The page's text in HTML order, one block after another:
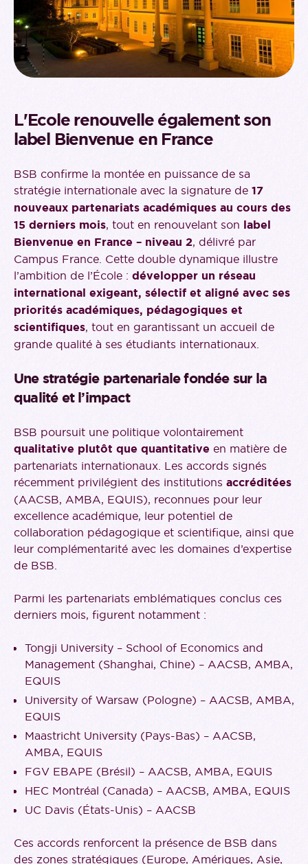
L'Ecole renouvelle également son
label Bienvenue en France
BSB confirme la montée en puissance de sa
stratégie internationale avec la signature de 17
nouveaux partenariats académiques au cours des
15 derniers mois, tout en renouvelant son label
Bienvenue en France – niveau 2, délivré par
Campus France. Cette double dynamique illustre
l’ambition de l’École : développer un réseau
international exigeant, sélectif et aligné avec ses
priorités académiques, pédagogiques et
scientifiques, tout en garantissant un accueil de
grande qualité à ses étudiants internationaux.
Une stratégie partenariale fondée sur la
qualité et l’impact
BSB poursuit une politique volontairement
qualitative plutôt que quantitative en matière de
partenariats internationaux. Les accords signés
récemment privilégient des institutions accréditées
(AACSB, AMBA, EQUIS), reconnues pour leur
excellence académique, leur potentiel de
collaboration pédagogique et scientifique, ainsi que
leur complémentarité avec les domaines d’expertise
de BSB.
Parmi les partenariats emblématiques conclus ces
derniers mois, figurent notamment :
Tongji University – School of Economics and
Management (Shanghai, Chine) – AACSB, AMBA,
EQUIS
University of Warsaw (Pologne) – AACSB, AMBA,
EQUIS
Maastricht University (Pays-Bas) – AACSB,
AMBA, EQUIS
FGV EBAPE (Brésil) – AACSB, AMBA, EQUIS
HEC Montréal (Canada) – AACSB, AMBA, EQUIS
UC Davis (États-Unis) – AACSB
Ces accords renforcent la présence de BSB dans
des zones stratégiques (Europe, Amériques, Asie,